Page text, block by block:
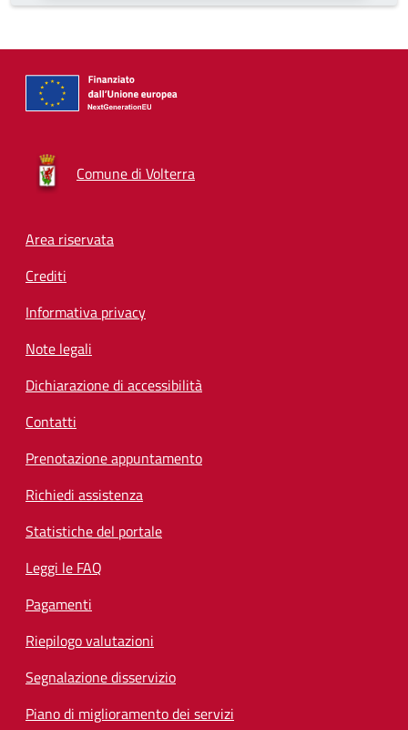
Comune di Volterra
Footer menu
Area riservata
Crediti
Informativa privacy
Note legali
Dichiarazione di accessibilità
Contatti
Prenotazione appuntamento
Richiedi assistenza
Statistiche del portale
Leggi le FAQ
Pagamenti
Riepilogo valutazioni
Segnalazione disservizio
Piano di miglioramento dei servizi